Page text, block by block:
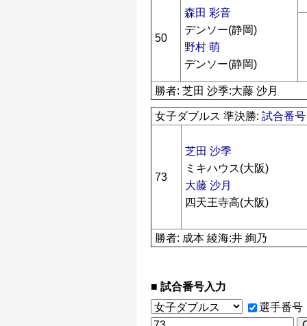
50
森田 彩音
デンソー(静岡)
野村 萌
デンソー(静岡)
勝者: 芝田 沙季:大藤 沙月
女子ダブルス 準決勝:試合番
73
芝田 沙季
ミキハウス(大阪)
大藤 沙月
四天王寺高(大阪)
勝者: 成本 綾海:井 絢乃
試合番号入力
選手番号